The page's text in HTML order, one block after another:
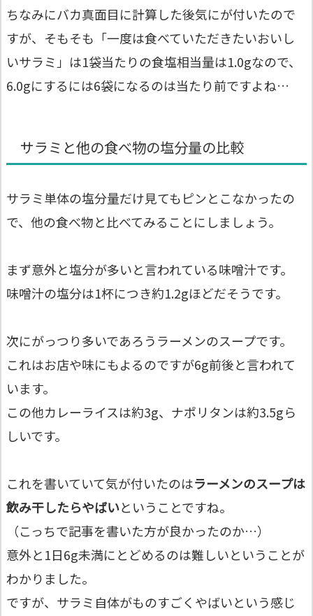
ちなみにバカ真面目に計算した後気にが付いたので
すが、そもそも「一度は食べていただきたいおいし
いサラミ」は1袋当たりの食塩相当量は1.0gなので、
6.0gにするには6袋になるのは当たり前ですよね…
サラミと他の食べ物の塩分量の比較
サラミ単体の塩分量だけ見てもピンとこなかったの
で、他の食べ物と比べてみることにしましょう。
まず意外と塩分が多いと言われている味噌汁です。
味噌汁の塩分は1杯につき約1.2gほどだそうです。
次にがっつり多いであろうラーメンのスープです。
これはお店や味にもよるのですが6g前後と言われて
います。
この他カレーライスは約3g、ナポリタンは約3.5gら
しいです。
これを書いていて気が付いたのはラーメンのスープは
飲み干したらやばいということですね。
（こっちで記事を書いた方が良かったのか…）
意外と1日6g未満にとどめるのは難しいということが
わかりました。
ですが、サラミ自体がものすごくやばいという感じ